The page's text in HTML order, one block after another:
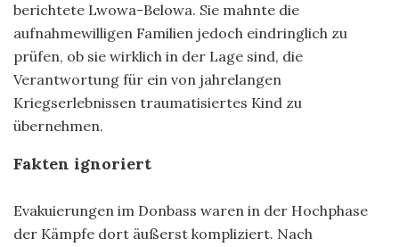
berichtete Lwowa-Belowa. Sie mahnte die
aufnahmewilligen Familien jedoch eindringlich zu
prüfen, ob sie wirklich in der Lage sind, die
Verantwortung für ein von jahrelangen
Kriegserlebnissen traumatisiertes Kind zu
übernehmen.
Fakten ignoriert
Evakuierungen im Donbass waren in der Hochphase
der Kämpfe dort äußerst kompliziert. Nach